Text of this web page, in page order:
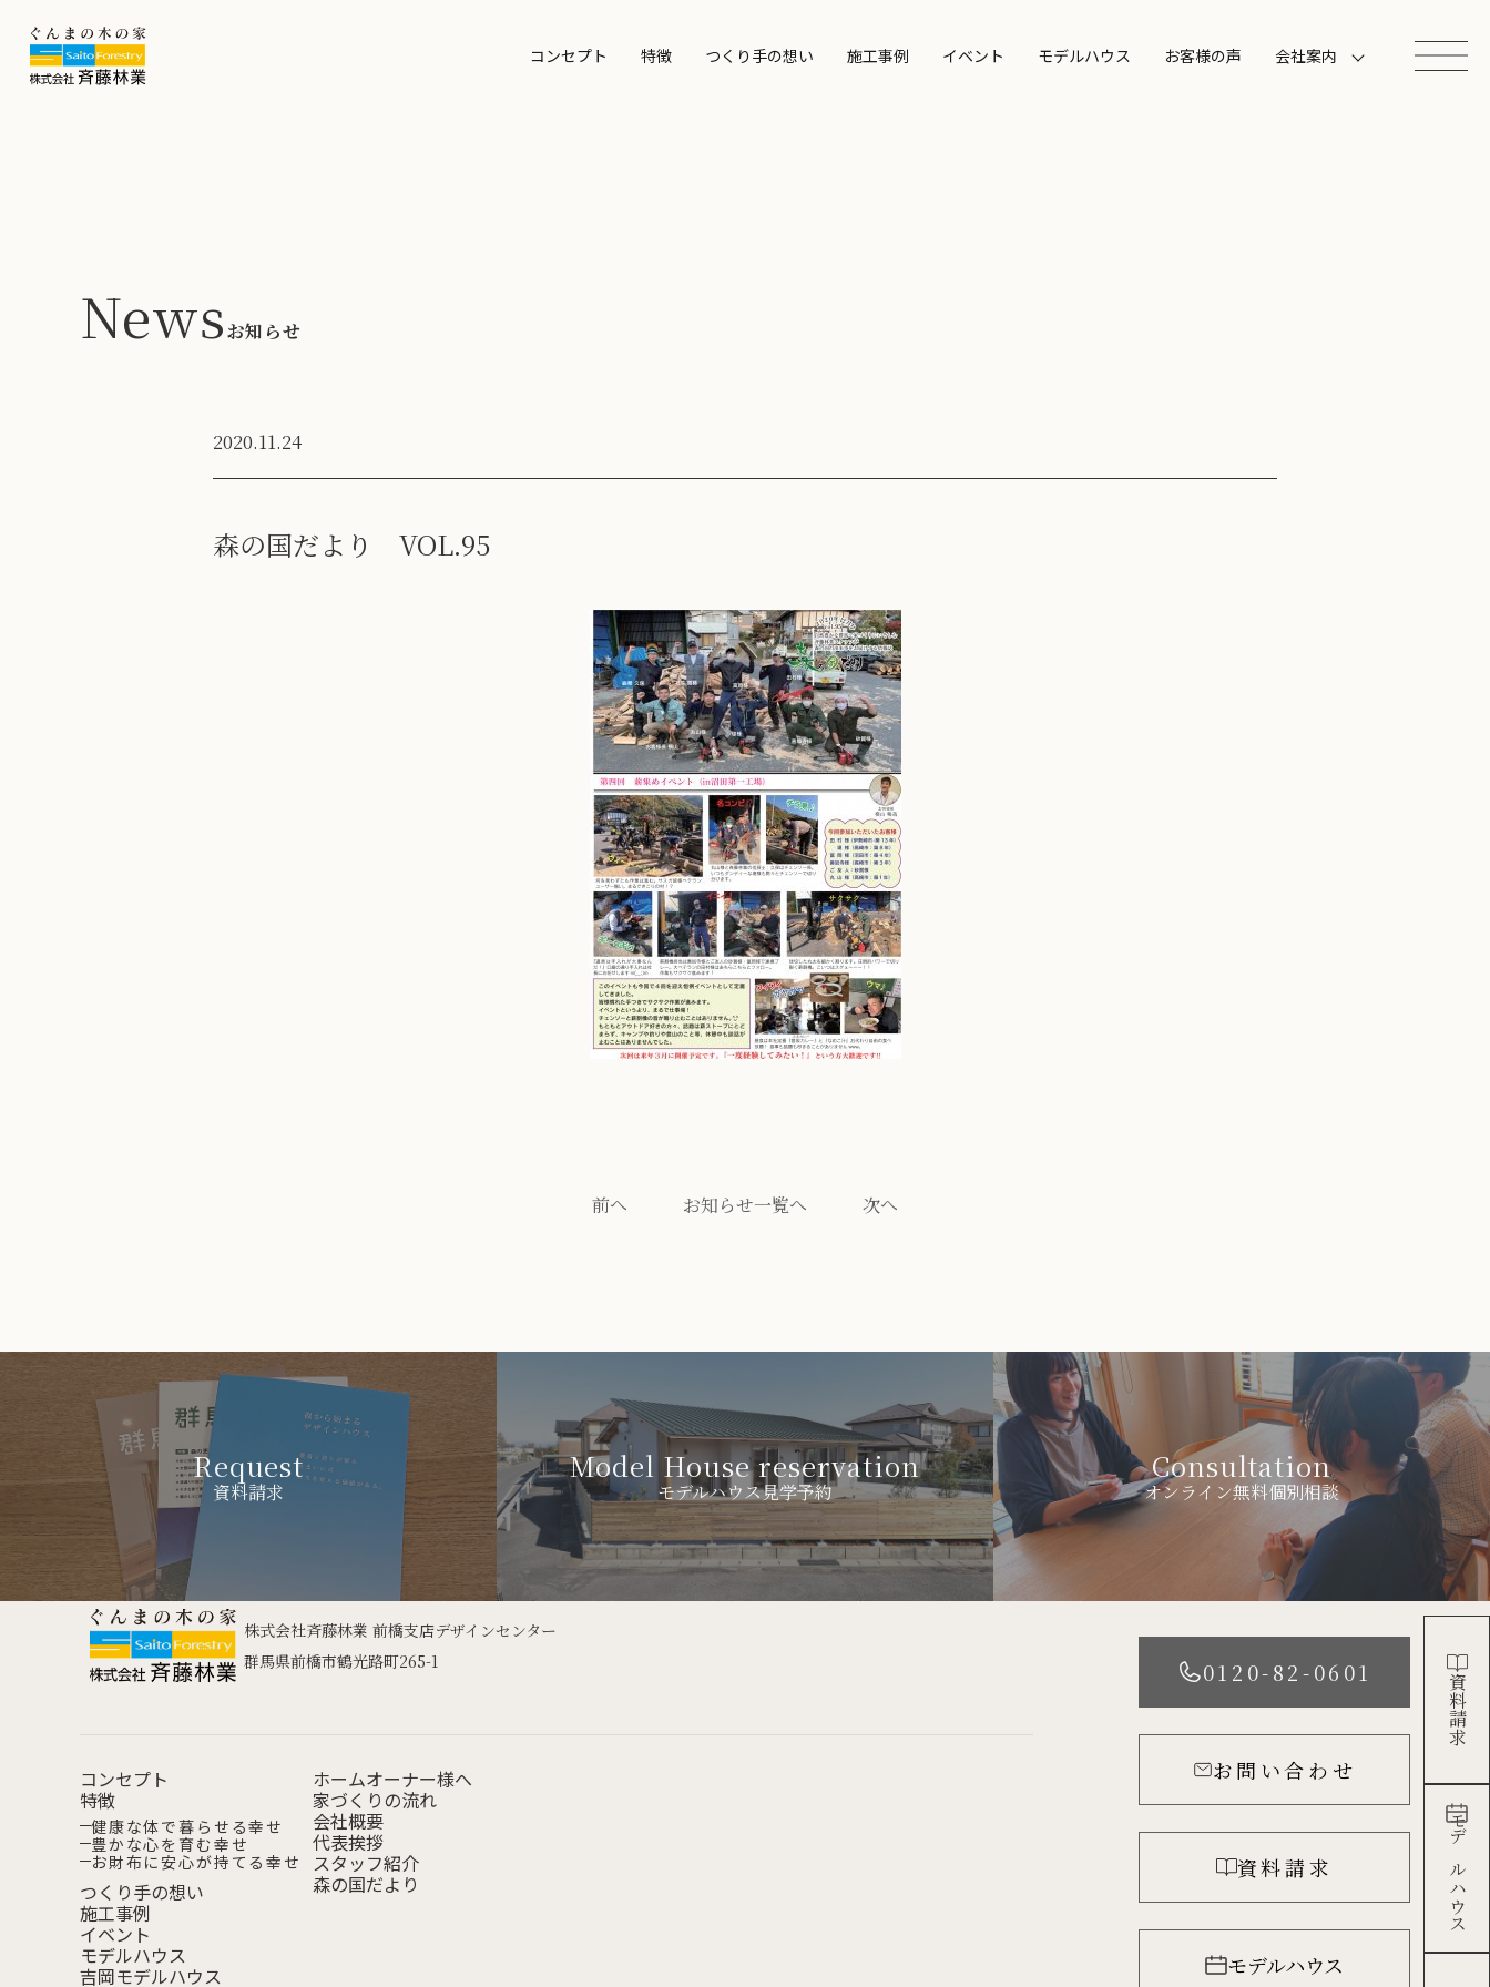
コンセプト 特徴 つくり手の想い 施工事例 イベント モデルハウス お客様の声 会社案内
Newsお知らせ
2020.11.24
森の国だより VOL.95
前へ お知らせ一覧へ 次へ
Request
資料請求
Model House reservation
モデルハウス見学予約
Consultation
オンライン無料個別相談
資料請求
モデルハウス
株式会社斉藤林業 前橋支店デザインセンター
群馬県前橋市鶴光路町265-1
コンセプト
特徴
健康な体で暮らせる幸せ
豊かな心を 育む幸せ
お財布に安心が持てる幸せ
つくり手の想い
施工事例
イベント
モデルハウス
吉岡モデルハウス
ホームオーナー様へ
家づくりの流れ
会社概要
代表挨拶
スタッフ紹介
森の国だより
0120-82-0601
お問い合わせ
資料請求
モデルハウス